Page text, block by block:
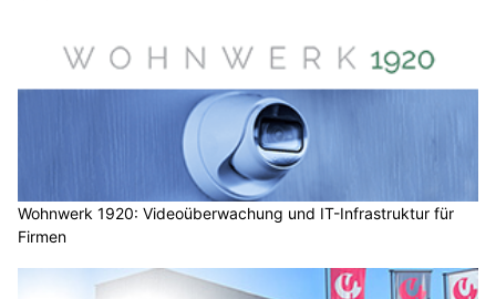
Wohnwerk 1920: Videoüberwachung und IT-Infrastruktur für
Firmen